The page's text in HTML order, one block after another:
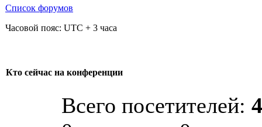
Список форумов
Часовой пояс: UTC + 3 часа
Кто сейчас на конференции
Всего посетителей: